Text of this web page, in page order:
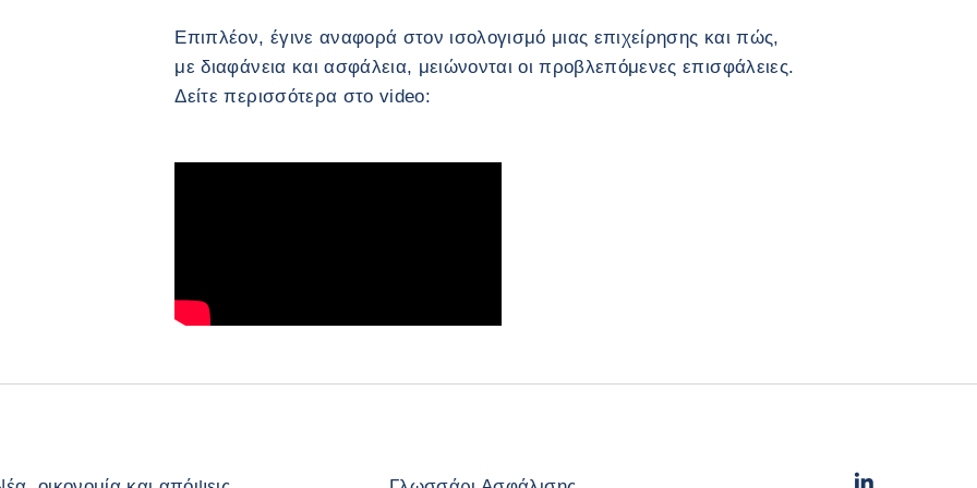
Επιπλέον, έγινε αναφορά στον ισολογισμό μιας επιχείρησης και πώς,
με διαφάνεια και ασφάλεια, μειώνονται οι προβλεπόμενες επισφάλειες.
Δείτε περισσότερα στο video:
LinkedIn